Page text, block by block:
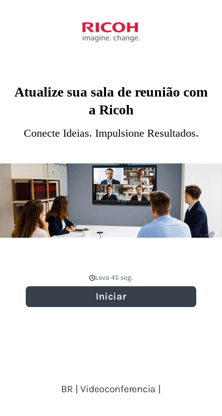
Atualize sua sala de reunião com
a Ricoh
Conecte Ideias. Impulsione Resultados.